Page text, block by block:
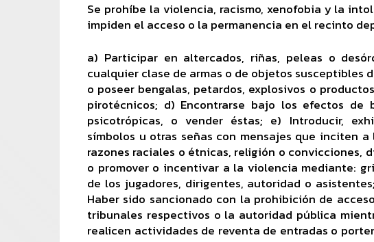
Se prohíbe la violencia, racismo, xenofobia y la
impiden el acceso o la permanencia en el recinto
a) Participar en altercados, riñas, peleas o
cualquier clase de armas o de objetos susceptibles
o poseer bengalas, petardos, explosivos o
pirotécnicos; d) Encontrarse bajo los efectos de
psicotrópicas, o vender éstas; e) Introducir,
símbolos u otras señas con mensajes que inciten
razones raciales o étnicas, religión o convicciones,
o promover o incentivar a la violencia mediante:
de los jugadores, dirigentes, autoridad o
Haber sido sancionado con la prohibición de
tribunales respectivos o la autoridad pública
realicen actividades de reventa de entradas o